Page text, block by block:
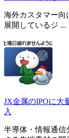
海外カスタマー向
展開しているジ ...
JX金属のIPOに大
入
半導体・情報通信